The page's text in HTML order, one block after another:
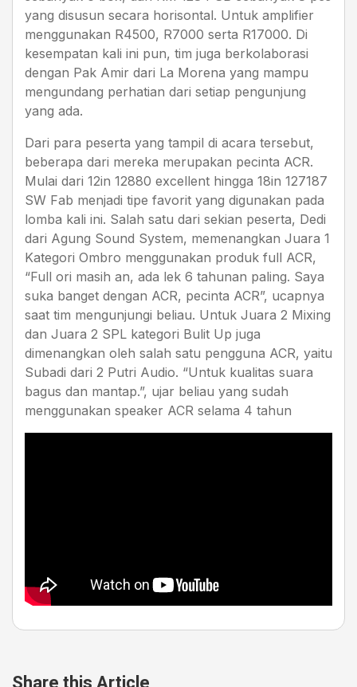
yang disusun secara horisontal. Untuk amplifier
menggunakan R4500, R7000 serta R17000. Di
kesempatan kali ini pun, tim juga berkolaborasi
dengan Pak Amir dari La Morena yang mampu
mengundang perhatian dari setiap pengunjung
yang ada.
Dari para peserta yang tampil di acara tersebut,
beberapa dari mereka merupakan pecinta ACR.
Mulai dari 12in 12880 excellent hingga 18in 127187
SW Fab menjadi tipe favorit yang digunakan pada
lomba kali ini. Salah satu dari sekian peserta, Dedi
dari Agung Sound System, memenangkan Juara 1
Kategori Ombro menggunakan produk full ACR,
“Full ori masih an, ada lek 6 tahunan paling. Saya
suka banget dengan ACR, pecinta ACR”, ucapnya
saat tim mengunjungi beliau. Untuk Juara 2 Mixing
dan Juara 2 SPL kategori Bulit Up juga
dimenangkan oleh salah satu pengguna ACR, yaitu
Subadi dari 2 Putri Audio. “Untuk kualitas suara
bagus dan mantap.”, ujar beliau yang sudah
menggunakan speaker ACR selama 4 tahun